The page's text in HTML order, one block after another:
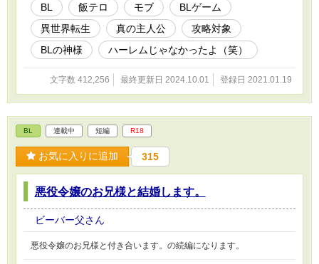
BL 飯テロ モブ
BLゲーム
異世界転生
真の主人公
攻略対象
BLの神様
ハーレムじゃなかったよ（笑）
文字数 412,256 最終更新日 2024.10.01 登録日 2021.01.19
BL 連載中 短編 R18
お気に入りに追加 315
悪役令嬢のお兄様と結婚します。
ビーバー父さん
悪役令嬢のお兄様と付き合います。の続編になります。